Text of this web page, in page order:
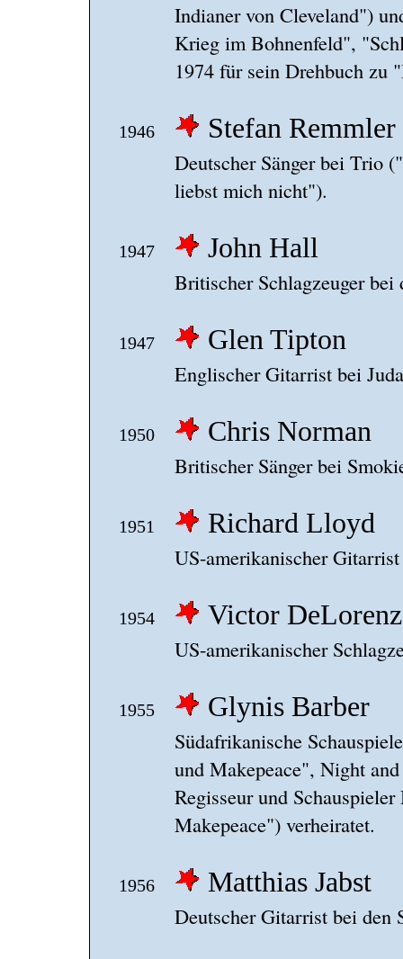
Indianer von Cleveland")
Krieg im Bohnenfeld",
1974 für sein Drehbuch zu
1946 Stefan Remmler
Deutscher Sänger bei Trio
liebst mich nicht").
1947 John Hall
Britischer Schlagzeuger bei
1947 Glen Tipton
Englischer Gitarrist bei
1950 Chris Norman
Britischer Sänger bei
1951 Richard Lloyd
US-amerikanischer
1954 Victor
US-amerikanischer
1955 Glynis Barber
Südafrikanische
und Makepeace", Night
Regisseur und
Makepeace") verheiratet.
1956 Matthias Jabst
Deutscher Gitarrist bei den